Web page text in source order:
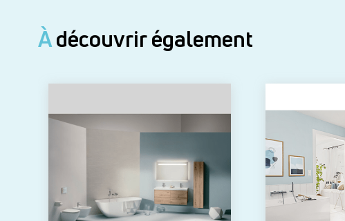
Àdécouvrir également